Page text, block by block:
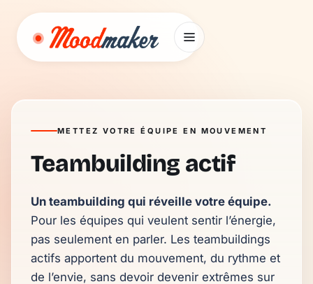
METTEZ VOTRE ÉQUIPE EN MOUVEMENT
Teambuilding actif
Un teambuilding qui réveille votre équipe.
Pour les équipes qui veulent sentir l’énergie,
pas seulement en parler. Les teambuildings
actifs apportent du mouvement, du rythme et
de l’envie, sans devoir devenir extrêmes sur